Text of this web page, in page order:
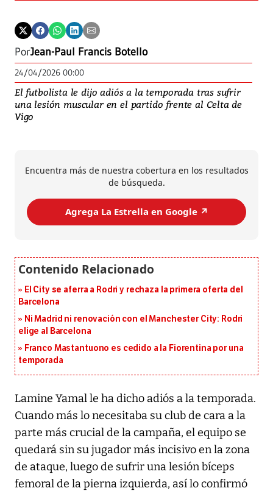
PorJean-Paul Francis Botello
24/04/2026 00:00
El futbolista le dijo adiós a la temporada tras sufrir
una lesión muscular en el partido frente al Celta de
Vigo
Encuentra más de nuestra cobertura en los resultados
de búsqueda.
Agrega La Estrella en Google ↗️
El City se aferra a Rodri y rechaza la primera oferta del
Barcelona
Ni Madrid ni renovación con el Manchester City: Rodri
elige al Barcelona
Franco Mastantuono es cedido a la Fiorentina por una
temporada
Lamine Yamal le ha dicho adiós a la temporada.
Cuando más lo necesitaba su club de cara a la
parte más crucial de la campaña, el equipo se
quedará sin su jugador más incisivo en la zona
de ataque, luego de sufrir una lesión bíceps
femoral de la pierna izquierda, así lo confirmó